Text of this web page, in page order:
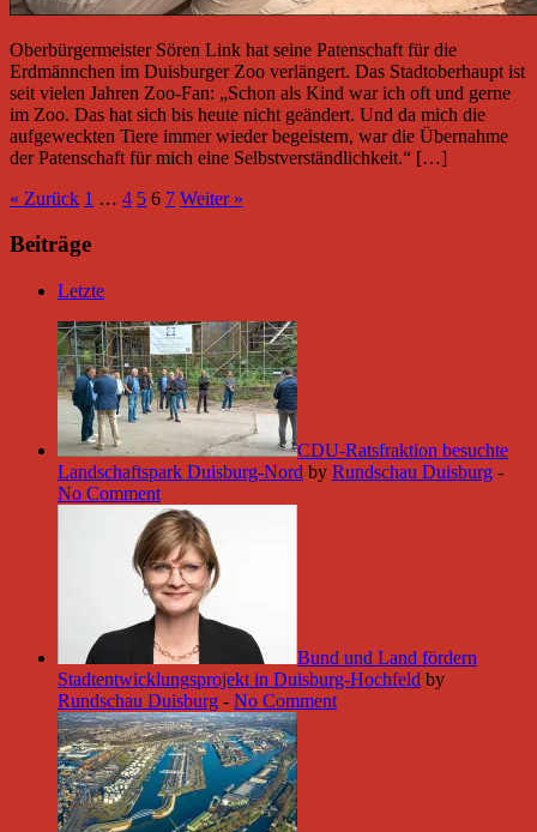
Oberbürgermeister Sören Link hat seine Patenschaft für die
Erdmännchen im Duisburger Zoo verlängert. Das Stadtoberhaupt ist
seit vielen Jahren Zoo-Fan: „Schon als Kind war ich oft und gerne
im Zoo. Das hat sich bis heute nicht geändert. Und da mich die
aufgeweckten Tiere immer wieder begeistern, war die Übernahme
der Patenschaft für mich eine Selbstverständlichkeit.“ […]
« Zurück 1 … 4 5 6 7 Weiter »
Beiträge
Letzte
CDU-Ratsfraktion besuchte
Landschaftspark Duisburg-Nord by Rundschau Duisburg -
No Comment
Bund und Land fördern
Stadtentwicklungsprojekt in Duisburg-Hochfeld by
Rundschau Duisburg - No Comment